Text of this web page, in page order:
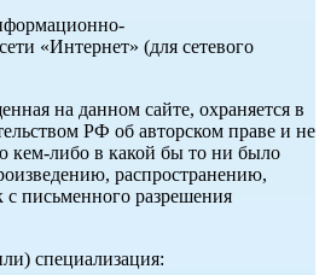
«Интернет» (для сетевого
на данном сайте, охраняется в
РФ об авторском праве и не
кем-либо в какой бы то ни было
распространению,
с письменного разрешения
специализация: